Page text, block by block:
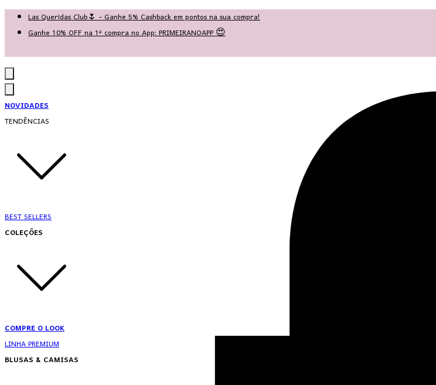
Las Queridas Club🌷 - Ganhe 5% Cashback em pontos na sua compra!
Ganhe 10% OFF na 1ª compra no App: PRIMEIRANOAPP 😍
NOVIDADES
TENDÊNCIAS
BEST SELLERS
COLEÇÕES
COMPRE O LOOK
LINHA PREMIUM
BLUSAS & CAMISAS